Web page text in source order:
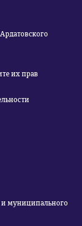
их прав
и муниципального